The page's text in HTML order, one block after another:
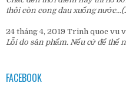
thôi còn cong đau xuống nước...
24 tháng 4, 2019 Trinh quoc vu
Lỗi do sản phẩm. Nếu cứ để thế
FACEBOOK